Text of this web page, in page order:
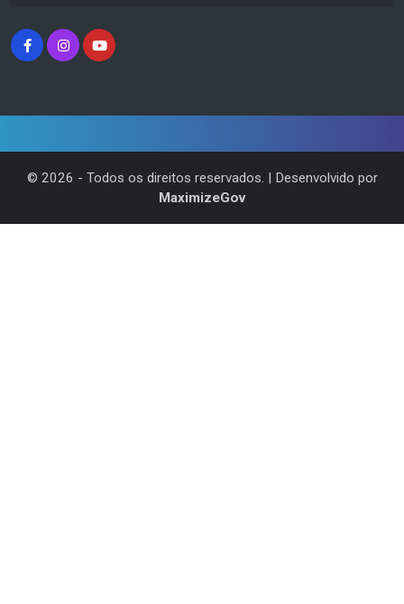
© 2026 - Todos os direitos reservados. | Desenvolvido por
MaximizeGov